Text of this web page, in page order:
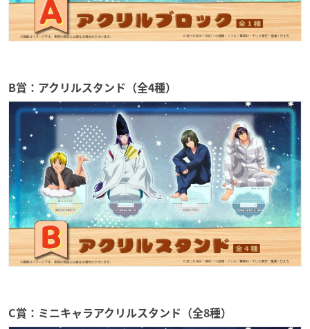
B賞：アクリルスタンド（全4種）
C賞：ミニキャラアクリルスタンド（全8種）